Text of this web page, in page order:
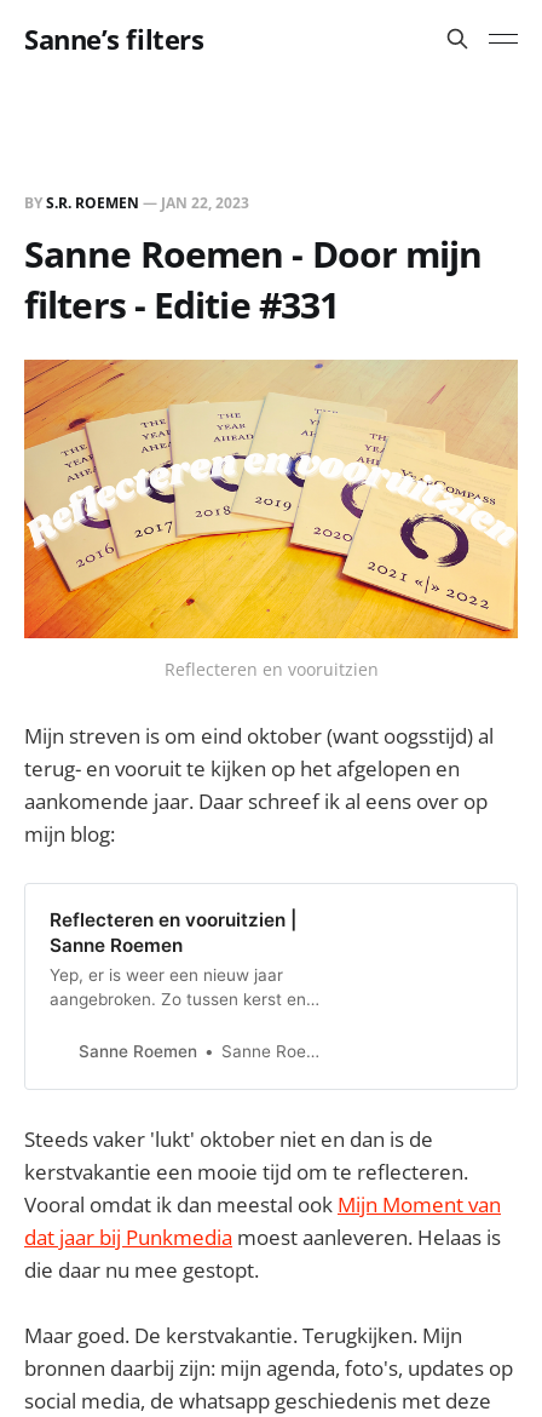
Sanne’s filters
BYS.R. ROEMEN — JAN 22, 2023
Sanne Roemen - Door mijn
filters - Editie #331
Reflecteren en vooruitzien
Mijn streven is om eind oktober (want oogsstijd) al
terug- en vooruit te kijken op het afgelopen en
aankomende jaar. Daar schreef ik al eens over op
mijn blog:
Reflecteren en vooruitzien |
Sanne Roemen
Yep, er is weer een nieuw jaar
aangebroken. Zo tussen kerst en
reflectie en vooruitkijken. Ik deelde
Aalsmeer hoe ik dat doe.
Sanne Roemen Sanne Roemen
Steeds vaker 'lukt' oktober niet en dan is de
kerstvakantie een mooie tijd om te reflecteren.
Vooral omdat ik dan meestal ook Mijn Moment van
dat jaar bij Punkmedia moest aanleveren. Helaas is
die daar nu mee gestopt.
Maar goed. De kerstvakantie. Terugkijken. Mijn
bronnen daarbij zijn: mijn agenda, foto's, updates op
social media, de whatsapp geschiedenis met deze